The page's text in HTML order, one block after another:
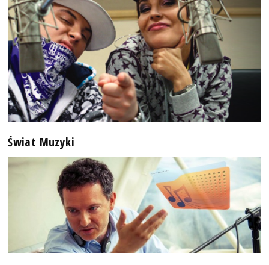
Świat Muzyki